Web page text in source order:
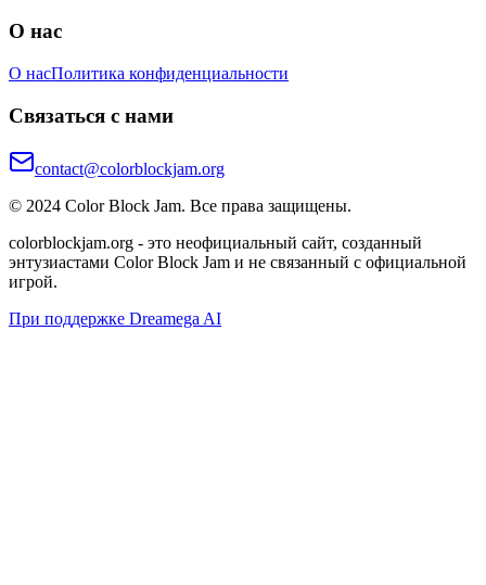
О нас
О насПолитика конфиденциальности
Связаться с нами
contact@colorblockjam.org
© 2024 Color Block Jam. Все права защищены.
colorblockjam.org - это неофициальный сайт, созданный
энтузиастами Color Block Jam и не связанный с официальной
игрой.
При поддержке Dreamega AI